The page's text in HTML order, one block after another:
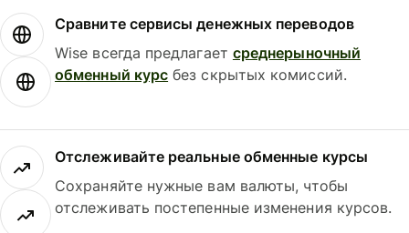
Сравните сервисы денежных переводов
Wise всегда предлагает среднерыночный
обменный курс без скрытых комиссий.
Отслеживайте реальные обменные курсы
Сохраняйте нужные вам валюты, чтобы
отслеживать постепенные изменения курсов.